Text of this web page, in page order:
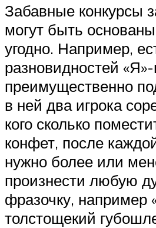
Забавные конкурсы
могут быть
угодно. Например,
разновидностей
преимущественно
в ней два игрока
кого сколько
конфет, после
нужно более или
произнести любую
фразочку, например
толстощекий